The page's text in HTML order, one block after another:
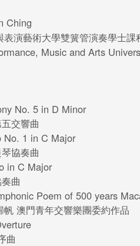
Ching
演藝術大學雙簧管演奏學士課
Music and Arts
No. 5 in D Minor
交響曲
No. 1 in C Major
協奏曲
in C Major
曲
Poem of 500 years
澳門青年交響樂團委約作品
曲